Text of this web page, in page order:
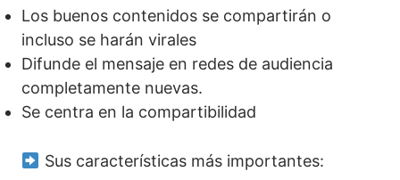
Los buenos contenidos se compartirán o
incluso se harán virales
Difunde el mensaje en redes de audiencia
completamente nuevas.
Se centra en la compartibilidad
Sus características más importantes: